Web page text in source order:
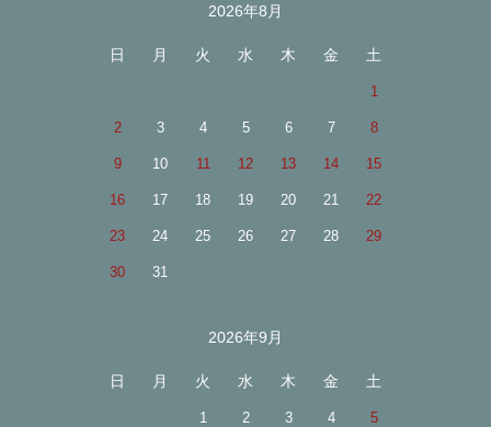
2026年8月
日 月 火 水 木 金 土
1
2 3 4 5 6 7 8
9 10 11 12 13 14 15
16 17 18 19 20 21 22
23 24 25 26 27 28 29
30 31
2026年9月
日 月 火 水 木 金 土
1 2 3 4 5